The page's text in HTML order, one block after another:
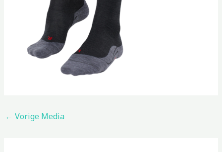
← Vorige Media